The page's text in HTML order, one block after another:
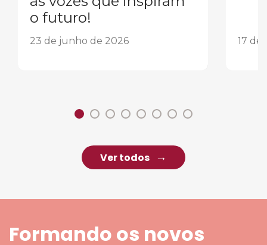
o futuro!
23 de junho de 2026 17 de
Ver todos
Formando os novos